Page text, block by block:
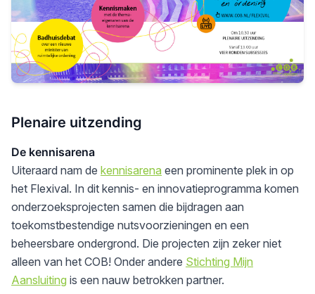
Plenaire uitzending
De kennisarena
Uiteraard nam de kennisarena een prominente plek in op
het Flexival. In dit kennis- en innovatieprogramma komen
onderzoeksprojecten samen die bijdragen aan
toekomstbestendige nutsvoorzieningen en een
beheersbare ondergrond. Die projecten zijn zeker niet
alleen van het COB! Onder andere Stichting Mijn
Aansluiting is een nauw betrokken partner.